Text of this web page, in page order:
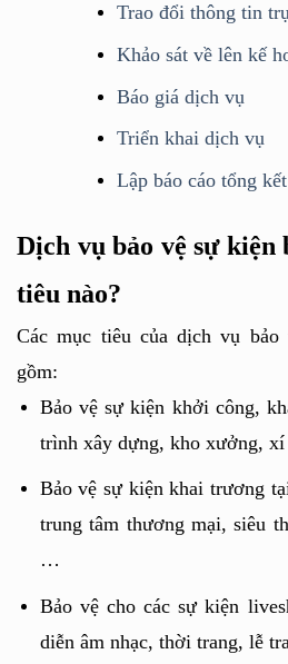
Trao đổi thông tin
Khảo sát về lên kế
Báo giá dịch vụ
Triển khai dịch vụ
Lập báo cáo tổng
Dịch vụ bảo vệ sự kiện
tiêu nào?
Các mục tiêu của dịch vụ
gồm:
Bảo vệ sự kiện khởi công,
trình xây dựng, kho xưởng,
Bảo vệ sự kiện khai trương
trung tâm thương mại, siêu
…
Bảo vệ cho các sự kiện
diễn âm nhạc, thời trang, lễ